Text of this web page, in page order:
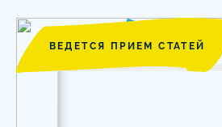
ВЕДЕТСЯ ПРИЕМ СТАТЕЙ